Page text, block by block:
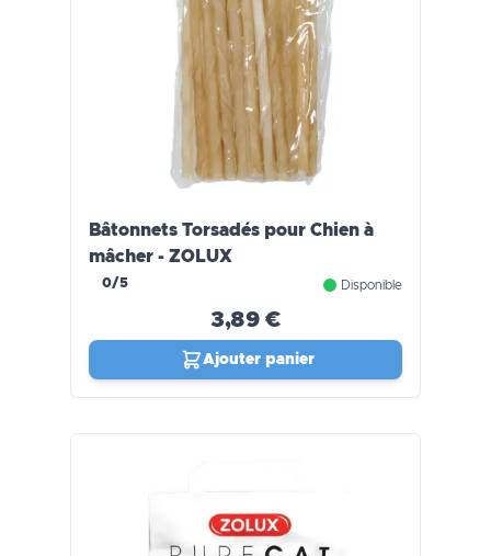
Bâtonnets Torsadés pour Chien à
mâcher - ZOLUX
0/5 Disponible
3,89 €
Ajouter panier